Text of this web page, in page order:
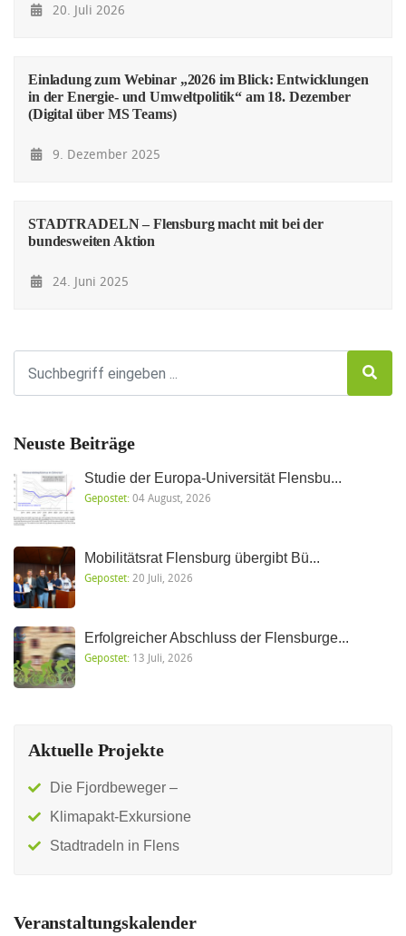
20. Juli 2026
Einladung zum Webinar „2026 im Blick: Entwicklungen
in der Energie- und Umweltpolitik“ am 18. Dezember
(Digital über MS Teams)
9. Dezember 2025
STADTRADELN – Flensburg macht mit bei der
bundesweiten Aktion
24. Juni 2025
Neuste Beiträge
Studie der Europa-Universität Flensbu...
Gepostet:04 August, 2026
Mobilitätsrat Flensburg übergibt Bü...
Gepostet:20 Juli, 2026
Erfolgreicher Abschluss der Flensburge...
Gepostet: 13 Juli, 2026
Aktuelle Projekte
Die Fjordbeweger –
Klimapakt-Exkursione
Stadtradeln in Flens
Veranstaltungskalender